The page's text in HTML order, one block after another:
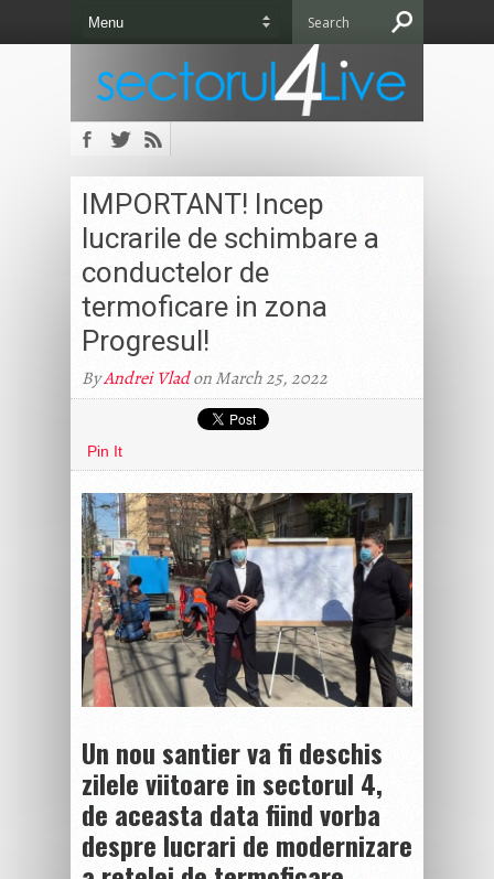
IMPORTANT! Incep
lucrarile de schimbare a
conductelor de
termoficare in zona
Progresul!
ByAndrei Vladon March 25, 2022
Pin It
Un nou santier va fi deschis
zilele viitoare in sectorul 4,
de aceasta data fiind vorba
despre lucrari de modernizare